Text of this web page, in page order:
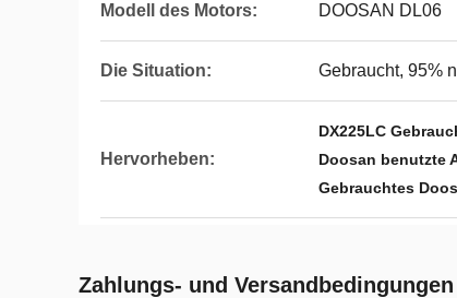
Modell des Motors: DOOSAN DL06
Die Situation: Gebraucht, 95%
Hervorheben:
DX225LC
Doosan benutzte
Gebrauchtes
Zahlungs- und Versandbedingungen